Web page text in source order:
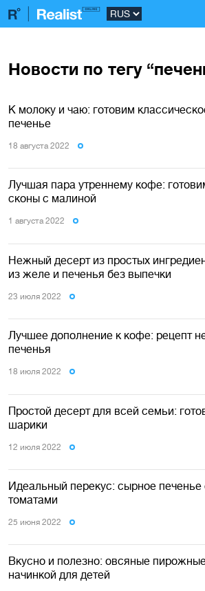
Новости по тегу
К молоку и чаю: готовим
печенье
18 августа 2022
Лучшая пара утреннему кофе:
сконы с малиной
1 августа 2022
Нежный десерт из простых
из желе и печенья без выпечки
23 июля 2022
Лучшее дополнение к кофе: рецепт
печенья
18 июля 2022
Простой десерт для всей семьи:
шарики
12 июля 2022
Идеальный перекус: сырное
томатами
25 июня 2022
Вкусно и полезно: овсяные
начинкой для детей